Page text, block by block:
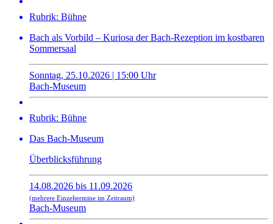
Rubrik: Bühne
Bach als Vorbild – Kuriosa der Bach-Rezeption im kostbaren
Sommersaal
Sonntag, 25.10.2026 | 15:00 Uhr
Bach-Museum
Rubrik: Bühne
Das Bach-Museum
Überblicksführung
14.08.2026 bis 11.09.2026
(mehrere Einzeltermine im Zeitraum)
Bach-Museum